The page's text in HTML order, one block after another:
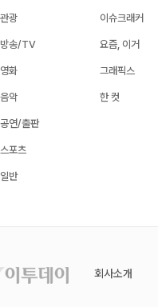
관광
방송/TV
영화
음악
공연/출판
스포츠
일반
이슈크래커
요즘, 이거
그래픽스
한 컷
회사소개